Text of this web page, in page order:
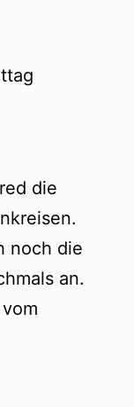
die
noch die
an.